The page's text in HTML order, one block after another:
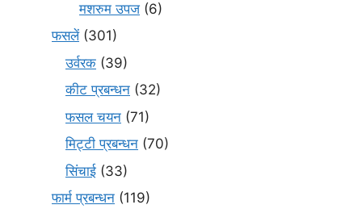
मशरुम उपज (6)
फसलें(301)
उर्वरक (39)
कीट प्रबन्धन (32)
फसल चयन (71)
मि‌ट्टी प्रबन्धन (70)
सिंचाई (33)
फार्म प्रबन्धन (119)